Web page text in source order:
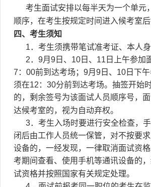
考生面试安排以每半天为一个单元
顺序，在考生按规定时间进入候考室后
四、考生须知
1．考生须携带笔试准考证、本人身
2．9月9日、10日、11日上午参加
7：00前到达考场；9月9日、10日下
须在12：30分前到达考场。抽签开始
的，剩余签号为该面试人员顺序号，
达候考室的，视为自动弃权。
3．考生入场时要进行安全检查，手
闭后由工作人员统一保管，对不按要
设备的，一经发现，一律取消面试资
考期间查看、使用手机等通讯设备的
试资格并按照国家有关规定处理。